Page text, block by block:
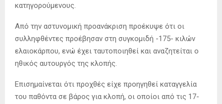
κατηγορούμενους.
Από την αστυνομική προανάκριση προέκυψε ότι οι
συλληφθέντες προέβησαν στη συγκομιδή -175- κιλών
ελαιοκάρπου, ενώ έχει ταυτοποιηθεί και αναζητείται ο
ηθικός αυτουργός της κλοπής.
Επισημαίνεται ότι προχθές είχε προηγηθεί καταγγελία
του παθόντα σε βάρος για κλοπή, οι οποίοι από τις 17-